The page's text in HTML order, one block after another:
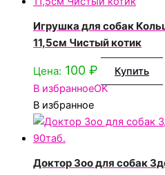
Игрушка для собак
11,5см Чистый котик
Цена: 100 ₽
Купить
В избранноеOK
В избранное
Доктор Зоо для собак